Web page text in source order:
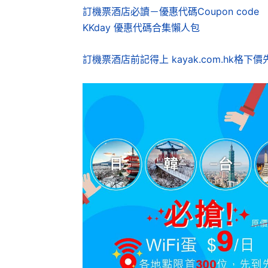
訂機票酒店必讀－優惠代碼Coupon code
KKday 優惠代碼合集懶人包
訂機票酒店前記得上 kayak.com.hk格下價